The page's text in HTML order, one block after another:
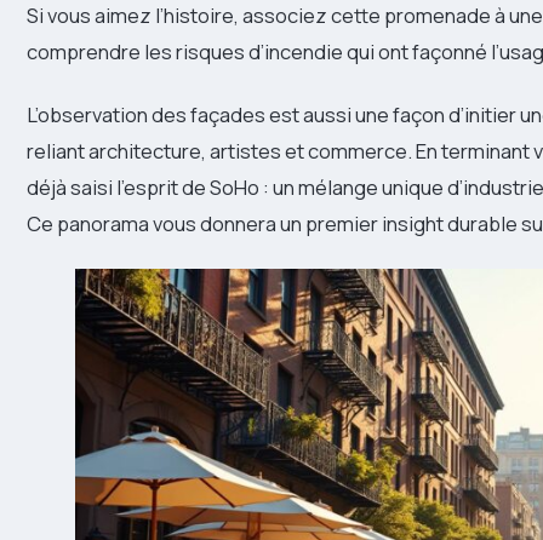
Si vous aimez l’histoire, associez cette promenade à
comprendre les risques d’incendie qui ont façonné
L’observation des façades est aussi une façon d’initier
reliant architecture, artistes et commerce. En terminant
déjà saisi l’esprit de SoHo : un mélange unique
Ce panorama vous donnera un premier insight durable